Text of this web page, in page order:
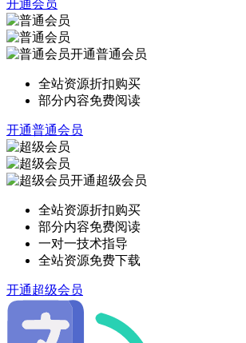
开通会员
开通普通会员
全站资源折扣购买
部分内容免费阅读
开通普通会员
开通超级会员
全站资源折扣购买
部分内容免费阅读
一对一技术指导
全站资源免费下载
开通超级会员